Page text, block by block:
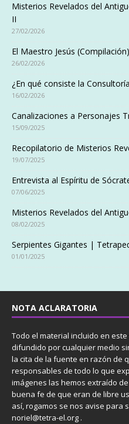
Misterios Revelados del
II
27/02/2026
El Maestro Jesús (Compilación)
26/02/2026
¿En qué consiste la
16/02/2026
Canalizaciones a Personajes
15/09/2025
Recopilatorio de Misterios
19/07/2025
Entrevista al Espíritu de
07/06/2025
Misterios Revelados del
08/02/2025
Serpientes Gigantes |
01/01/2025
NOTA ACLARATORIA
Todo el material incluido en
difundido por cualquier medio
la cita de la fuente en razón de
responsables de todo lo que
imágenes las hemos extraído
buena fe de que eran de libre
así, rogamos se nos avise para
noriel@tetra-el.org .